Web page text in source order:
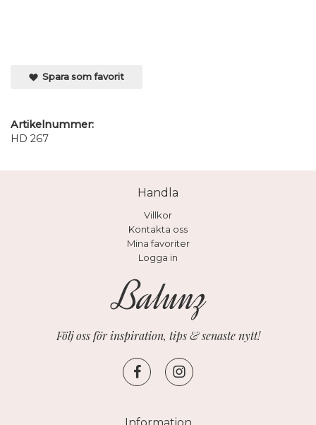
Spara som favorit
Artikelnummer:
HD 267
Handla
Villkor
Kontakta oss
Mina favoriter
Logga in
Följ oss för inspiration, tips & senaste nytt!